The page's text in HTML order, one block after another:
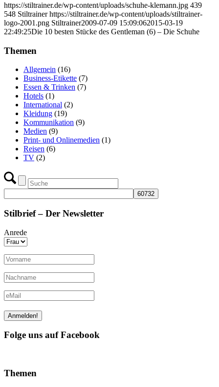
https://stiltrainer.de/wp-content/uploads/schuhe-klemann.jpg 439
548 Stiltrainer https://stiltrainer.de/wp-content/uploads/stiltrainer-
logo-2001.png Stiltrainer2009-07-09 15:09:062015-03-19
22:49:25Die 10 besten Stücke des Gentleman (6) – Die Schuhe
Themen
Allgemein (16)
Business-Etikette (7)
Essen & Trinken (7)
Hotels (1)
International (2)
Kleidung (19)
Kommunikation (9)
Medien (9)
Print- und Onlinemedien (1)
Reisen (6)
TV (2)
Stilbrief – Der Newsletter
Anrede
Folge uns auf Facebook
Themen